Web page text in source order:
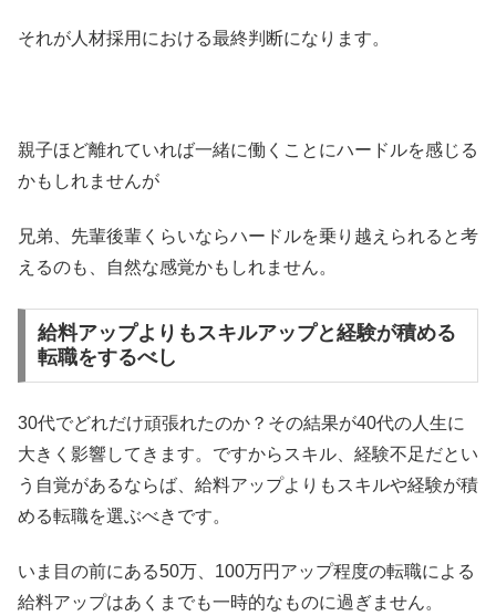
それが人材採用における最終判断になります。
親子ほど離れていれば一緒に働くことにハードルを感じる
かもしれませんが
兄弟、先輩後輩くらいならハードルを乗り越えられると考
えるのも、自然な感覚かもしれません。
給料アップよりもスキルアップと経験が積める
転職をするべし
30代でどれだけ頑張れたのか？その結果が40代の人生に
大きく影響してきます。ですからスキル、経験不足だとい
う自覚があるならば、給料アップよりもスキルや経験が積
める転職を選ぶべきです。
いま目の前にある50万、100万円アップ程度の転職による
給料アップはあくまでも一時的なものに過ぎません。